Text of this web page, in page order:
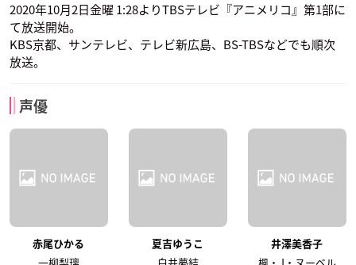
2020年10月2日金曜 1:28よりTBSテレビ『アニメリコ』第1部に
て放送開始。
KBS京都、サンテレビ、テレビ新広島、BS-TBSなどでも順次
放送。
声優
赤尾ひかる 夏吉ゆうこ 井澤美香子